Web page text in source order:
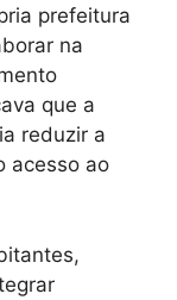
prefeitura
na
que a
reduzir a
acesso ao